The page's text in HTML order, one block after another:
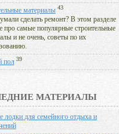
материалы 43
сделать ремонт? В этом разделе
про самые популярные строительные
и не очень, советы по их
пол 39
МАТЕРИАЛЫ
лодки для семейного отдыха и